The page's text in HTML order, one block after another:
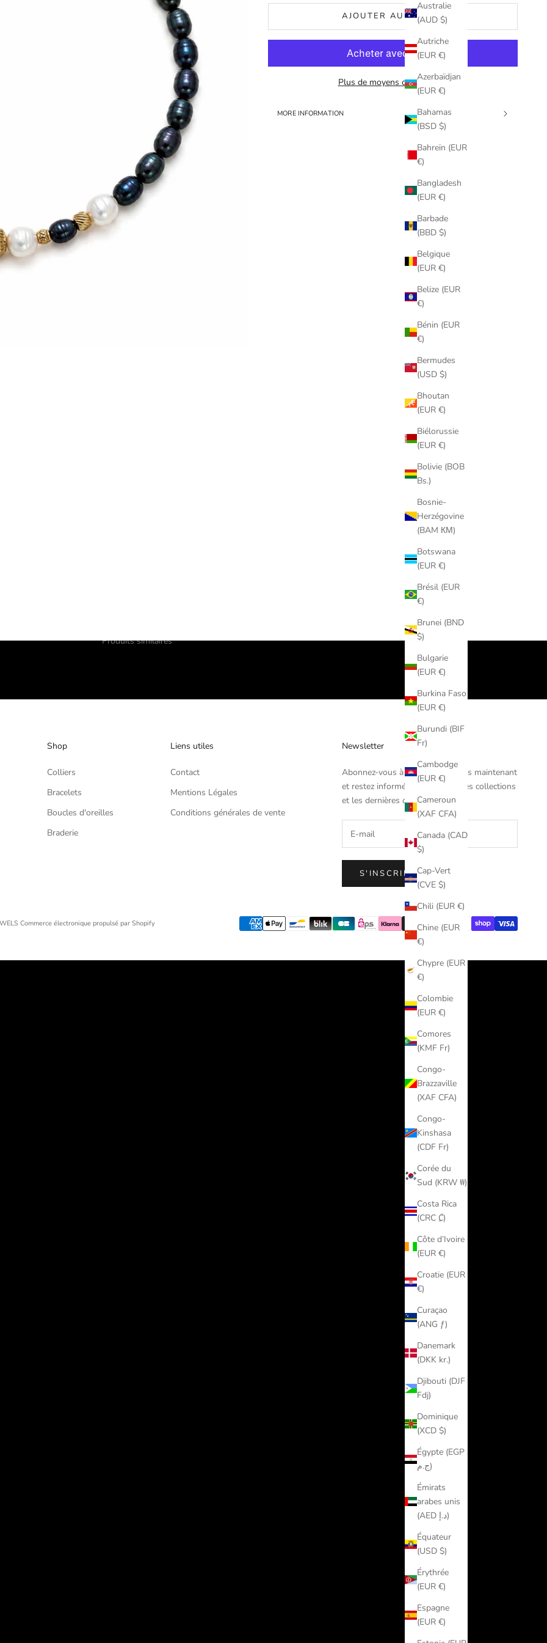
Australie
(AUD $)
Autriche
(EUR €)
Azerbaïdjan
(EUR €)
Bahamas
(BSD $)
Bahreïn (EUR
€)
Bangladesh
(EUR €)
Barbade
(BBD $)
Belgique
(EUR €)
Belize (EUR
€)
Bénin (EUR
€)
Bermudes
(USD $)
Bhoutan
(EUR €)
Biélorussie
(EUR €)
Bolivie (BOB
Bs.)
Bosnie-
Herzégovine
(BAM КМ)
Botswana
(EUR €)
Brésil (EUR
€)
Brunei (BND
$)
Bulgarie
(EUR €)
Burkina Faso
(EUR €)
Burundi (BIF
Fr)
Cambodge
(EUR €)
Cameroun
(XAF CFA)
Canada (CAD
$)
Cap-Vert
(CVE $)
Chili (EUR €)
Chine (EUR
€)
Chypre (EUR
€)
Colombie
(EUR €)
Comores
(KMF Fr)
Congo-
Brazzaville
(XAF CFA)
Congo-
Kinshasa
(CDF Fr)
Corée du
Sud (KRW ₩)
Costa Rica
(CRC ₡)
Côte d’Ivoire
(EUR €)
Croatie (EUR
€)
Curaçao
(ANG ƒ)
Danemark
(DKK kr.)
Djibouti (DJF
Fdj)
Dominique
(XCD $)
Égypte (EGP
ج.م)
Émirats
arabes unis
(AED د.إ)
Équateur
(USD $)
Érythrée
(EUR €)
Espagne
(EUR €)
AJOUTER AU PANIER
Plus de moyens de paiement
MORE INFORMATION
Produits similaires
Shop
Colliers
Bracelets
Boucles d'oreilles
Braderie
Liens utiles
Contact
Mentions Légales
Conditions générales de vente
Newsletter
Abonnez-vous à la newsletter dès maintenant
et restez informé sur les nouvelles collections
et les dernières offres exclusives.
S'INSCRIRE
Commerce électronique propulsé par Shopify